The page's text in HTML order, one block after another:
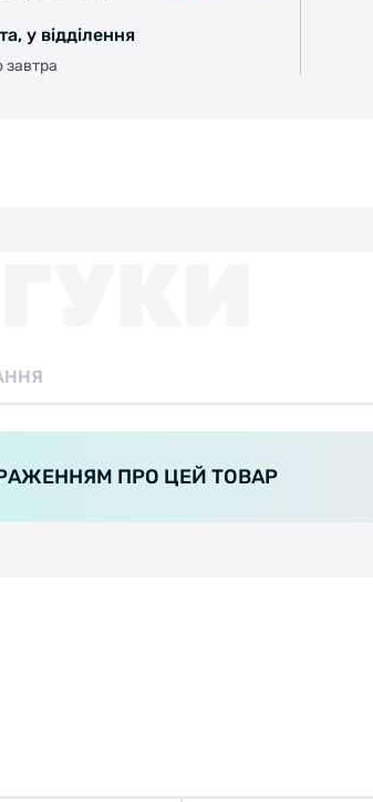
у відділення
завтра
ПРО ЦЕЙ ТОВАР